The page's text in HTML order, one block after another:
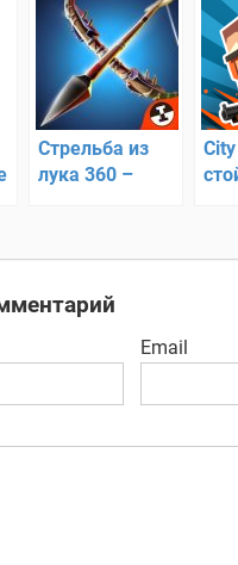
Стрельба из
лука 360 –
Email